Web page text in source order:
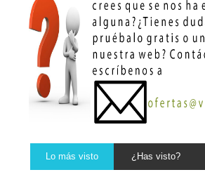
Lo más visto ¿Has visto?